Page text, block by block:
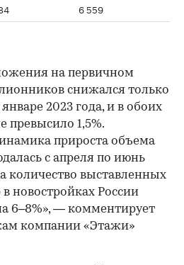
6 559
на первичном
снижался только
2023 года, и в обоих
превысило 1,5%.
прироста объема
с апреля по июнь
количество выставленных
новостройках России
6–8%», — комментирует
компании «Этажи»